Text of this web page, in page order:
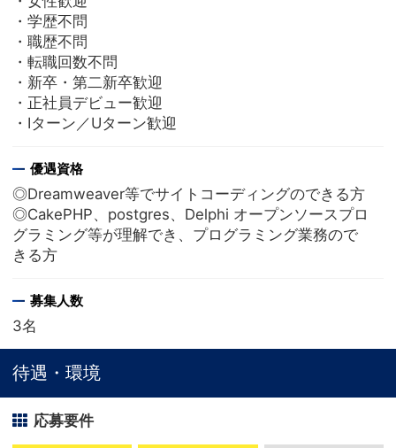
・学歴不問
・職歴不問
・転職回数不問
・新卒・第二新卒歓迎
・正社員デビュー歓迎
・Iターン／Uターン歓迎
優遇資格
◎Dreamweaver等でサイトコーディングのできる方
◎CakePHP、postgres、Delphi オープンソースプロ
グラミング等が理解でき、プログラミング業務ので
きる方
募集人数
3名
待遇・環境
応募要件